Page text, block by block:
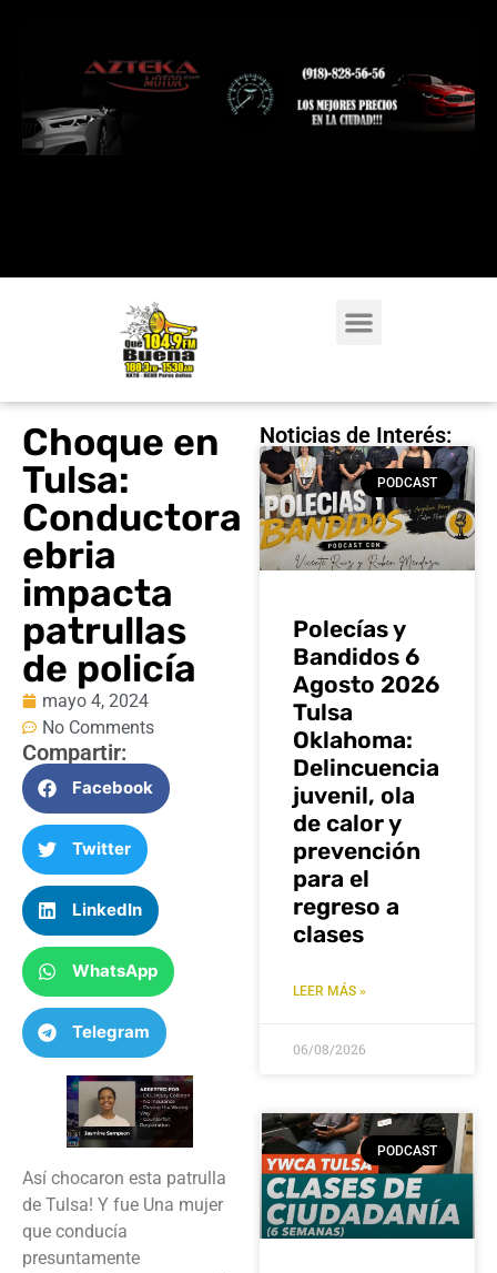
Choque en
Tulsa:
Conductora
ebria
impacta
patrullas
de policía
mayo 4, 2024
No Comments
Compartir:
Facebook
Twitter
LinkedIn
WhatsApp
Telegram
Así chocaron esta patrulla
de Tulsa! Y fue Una mujer
que conducía
presuntamente
Noticias de Interés:
PODCAST
Polecías y
Bandidos 6
Agosto 2026
Tulsa
Oklahoma:
Delincuencia
juvenil, ola
de calor y
prevención
para el
regreso a
clases
LEER MÁS »
06/08/2026
PODCAST